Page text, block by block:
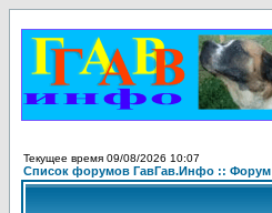
Текущее время 09/08/2026 10:07
Список форумов ГавГав.Инфо :: Форум